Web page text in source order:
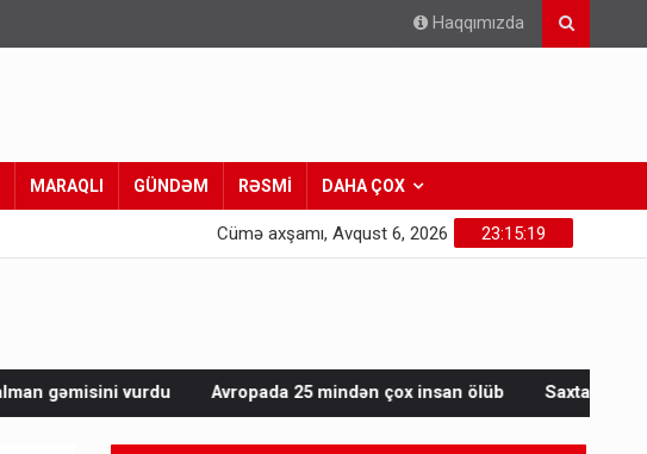
Haqqımızda
MARAQLI GÜNDƏM RƏSMİ DAHA ÇOX
23:15:21
Cümə axşamı, Avqust 6, 2026
Avropada 25 mindən çox insan ölüb Saxta spirtli içkilər niyə korluğa